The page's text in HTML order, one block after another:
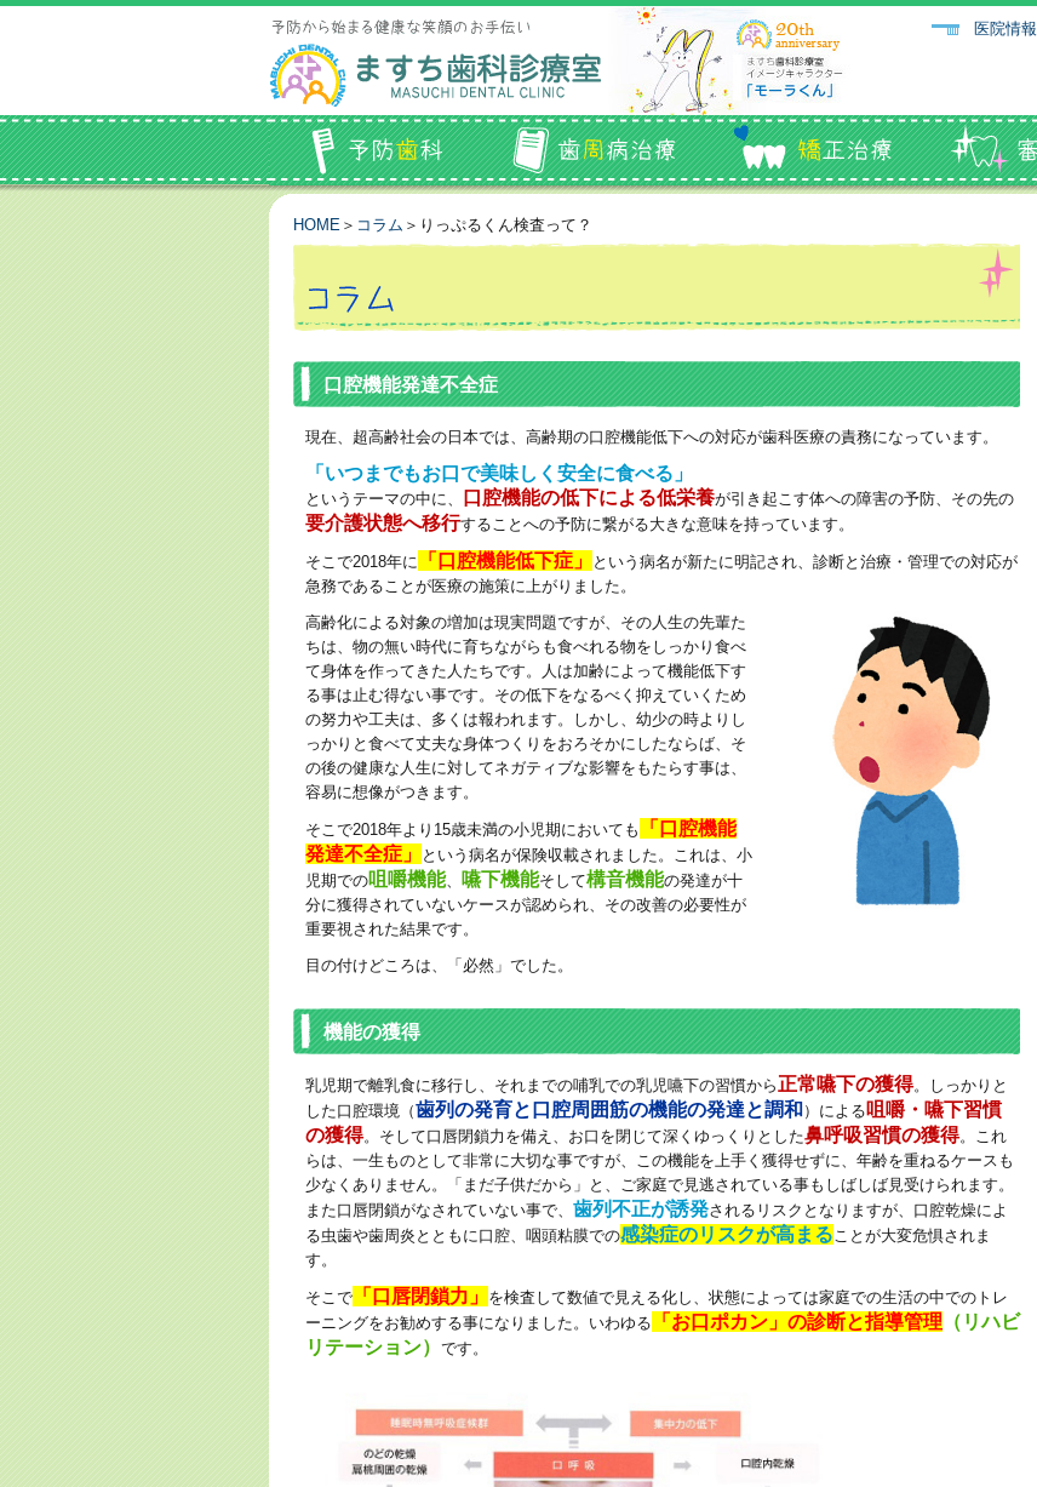
医院情報
HOME ＞ コラム ＞りっぷるくん検査って？
口腔機能発達不全症
現在、超高齢社会の日本では、高齢期の口腔機能低下への対応が歯科医療の責務になっています。
「いつまでもお口で美味しく安全に食べる」
というテーマの中に、 口腔機能の低下による低栄養が引き起こす体への障害の予防、その先の
要介護状態へ移行することへの予防に繋がる大きな意味を持っています。
そこで2018年に 「口腔機能低下症」
という病名が新たに明記され、診断と治療・管理での対応が
急務であることが医療の施策に上がりました。
高齢化による対象の増加は現実問題ですが、その人生の先輩た
ちは、物の無い時代に育ちながらも食べれる物をしっかり食べ
て身体を作ってきた人たちです。人は加齢によって機能低下す
る事は止む得ない事です。その低下をなるべく抑えていくため
の努力や工夫は、多くは報われます。しかし、幼少の時よりし
っかりと食べて丈夫な身体つくりをおろそかにしたならば、そ
の後の健康な人生に対してネガティブな影響をもたらす事は、
容易に想像がつきます。
そこで2018年より15歳未満の小児期においても
「口腔機能
発達不全症」
という病名が保険収載されました。これは、小
児期での咀嚼機能、 嚥下機能そして構音機能の発達が十
分に獲得されていないケースが認められ、その改善の必要性が
重要視された結果です。
目の付けどころは、「必然」でした。
機能の獲得
乳児期で離乳食に移行し、それまでの哺乳での乳児嚥下の習慣から 正常嚥下の獲得。しっかりと
した口腔環境（歯列の発育と口腔周囲筋の機能の発達と調和 ）による 咀嚼・嚥下習慣
の獲得。そして口唇閉鎖力を備え、お口を閉じて深くゆっくりとした鼻呼吸習慣の獲得。これ
らは、一生ものとして非常に大切な事ですが、この機能を上手く獲得せずに、年齢を重ねるケースも
少なくありません。「まだ子供だから」と、ご家庭で見逃されている事もしばしば見受けられます。
また口唇閉鎖がなされていない事で、 歯列不正が誘発されるリスクとなりますが、口腔乾燥によ
る虫歯や歯周炎とともに口腔、咽頭粘膜での感染症のリスクが高まることが大変危惧されま
す。
そこで 「口唇閉鎖力」
を検査して数値で見える化し、状態によっては家庭での生活の中でのトレ
ーニングをお勧めする事になりました。いわゆる
「お口ポカン」の診断と指導管理 （リハビ
リテーション） です。